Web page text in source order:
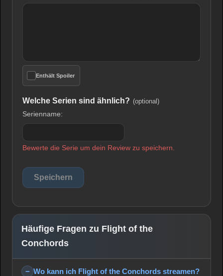
Enthält Spoiler
Welche Serien sind ähnlich? (optional)
Serienname:
Bewerte die Serie um dein Review zu speichern.
Häufige Fragen zu Flight of the
Conchords
Wo kann ich Flight of the Conchords streamen?